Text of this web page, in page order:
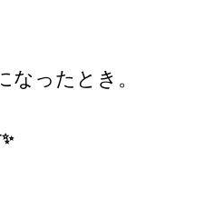
なったとき。